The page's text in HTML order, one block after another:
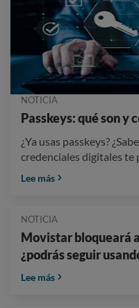
NOTICIA
Passkeys: qué son y
¿Ya usas passkeys?
credenciales digitales te
Lee más
NOTICIA
Movistar bloqueará
¿podrás seguir
Lee más